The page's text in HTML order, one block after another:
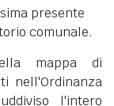
presente
comunale.
mappa di
nell'Ordinanza
l'intero